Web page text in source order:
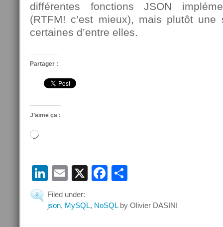
différentes fonctions JSON
(RTFM! c’est mieux), mais plutôt une
certaines d’entre elles.
Partager :
J’aime ça :
Chargement…
LinkedIn
Email
X Facebook
2
Filed under:
json, MySQL, NoSQLby Olivier DASINI